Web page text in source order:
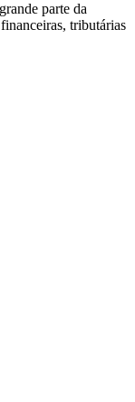
parte da
tributárias